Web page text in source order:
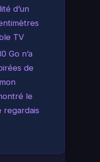
d’un
TV
Go n’a
de
le
regardais